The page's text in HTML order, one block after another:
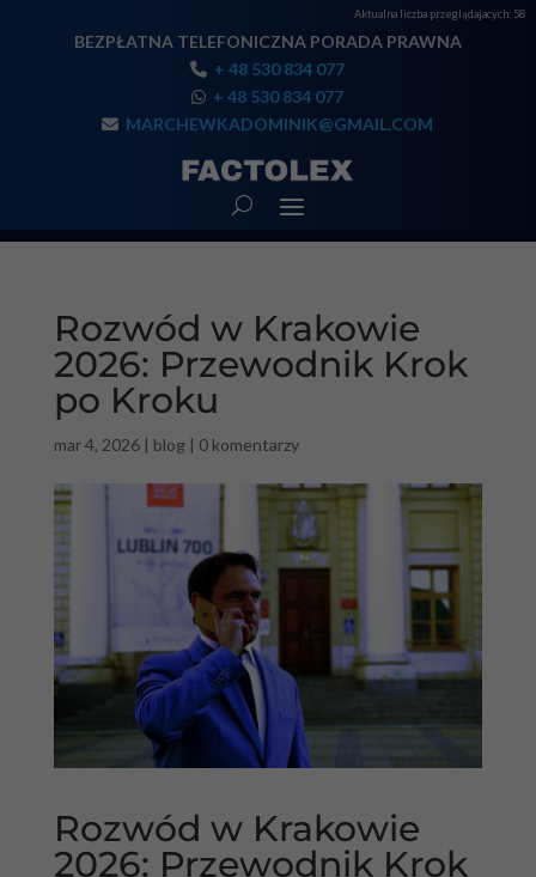
Aktualna liczba przeglądajacych: 58
BEZPŁATNA TELEFONICZNA PORADA PRAWNA
+ 48 530 834 077
+ 48 530 834 077
MARCHEWKADOMINIK@GMAIL.COM
Rozwód w Krakowie
2026: Przewodnik Krok
po Kroku
mar 4, 2026| blog| 0 komentarzy
Rozwód w Krakowie
2026: Przewodnik Krok